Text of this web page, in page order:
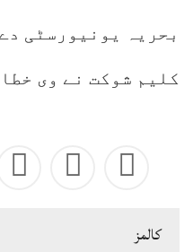
بحریہ یونیورسٹی
کلیم شوکت نے وی
كالمز